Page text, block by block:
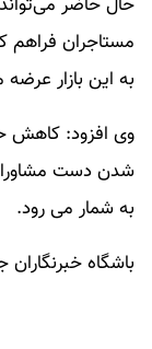
مستاجران فراهم
به این بازار
وی افزود: کاهش
شدن دست
به شمار می رود.
باشگاه خبرنگاران